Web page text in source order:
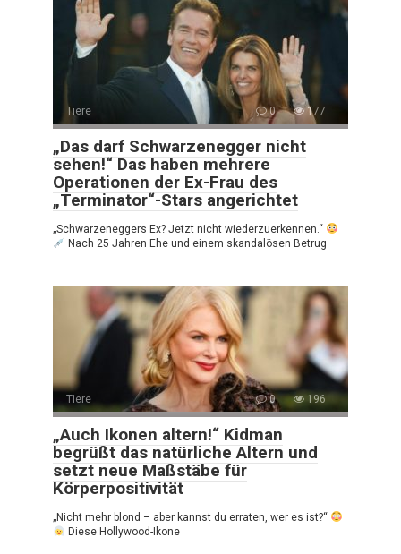
Tiere 0 177
„Das darf Schwarzenegger nicht
sehen!“ Das haben mehrere
Operationen der Ex-Frau des
„Terminator“-Stars angerichtet
„Schwarzeneggers Ex? Jetzt nicht wiederzuerkennen.“
Nach 25 Jahren Ehe und einem skandalösen Betrug
Tiere 0 196
„Auch Ikonen altern!“ Kidman
begrüßt das natürliche Altern und
setzt neue Maßstäbe für
Körperpositivität
„Nicht mehr blond – aber kannst du erraten, wer es ist?“
Diese Hollywood-Ikone